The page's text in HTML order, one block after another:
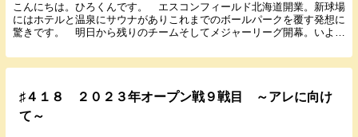
こんにちは。ひろくんです。 エスコンフィールド北海道開業。新球場
にはホテルと温泉にサウナがありこれまでのボールパークを覆す発想に
驚きです。 明日から残りのチームそしてメジャーリーグ開幕。いよい
♯４１８ ２０２３年オープン戦９戦目 ～アレに向け
て～